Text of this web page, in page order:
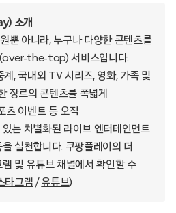
소개
뿐 아니라, 누구나 다양한 콘텐츠를
the-top) 서비스입니다.
계, 국내외 TV 시리즈, 영화, 가족 및
장르의 콘텐츠를 폭넓게
츠 이벤트 등 오직
는 차별화된 라이브 엔터테인먼트
실천합니다. 쿠팡플레이의 더
및 유튜브 채널에서 확인할 수
타그램 /유튜브)